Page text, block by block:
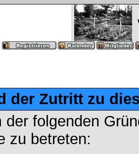
der Zutritt zu
der folgenden
zu betreten: